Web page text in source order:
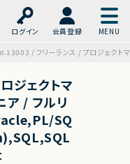
ログイン
会員登録
/ フリーランス / プロジェク
ジェクトマ
ア / フルリ
SQ